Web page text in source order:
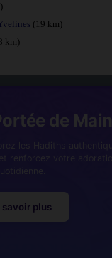
(19 km)
km)
de Main
savoir plus